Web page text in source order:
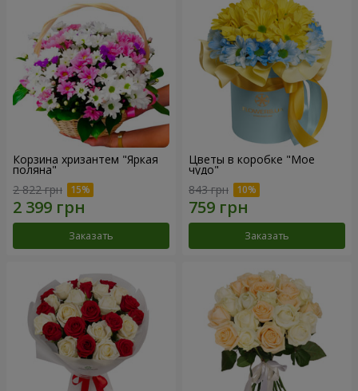
Корзина хризантем "Яркая
поляна"
2 822 грн
Заказать
Цветы в коробке "Мое
чудо"
843 грн
Заказать